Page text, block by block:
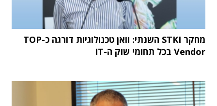
מחקר STKI השנתי: וואן טכנולוגיות דורגה כ-TOP
Vendor בכל תחומי שוק ה-IT